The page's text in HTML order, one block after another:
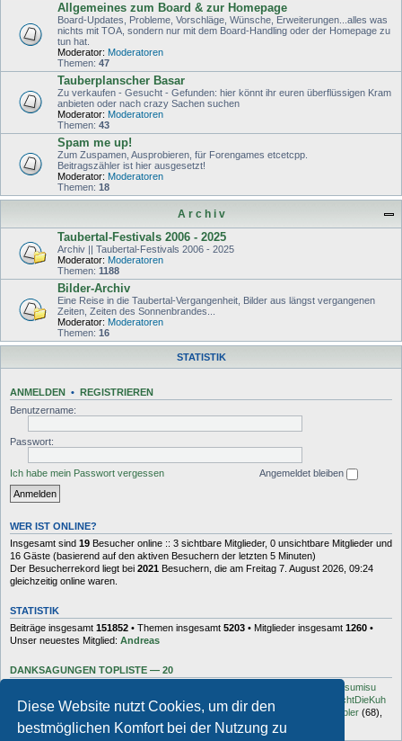
Diese Website nutzt Cookies, um dir den
bestmöglichen Komfort bei der Nutzung zu
Allgemeines zum Board & zur Homepage
Board-Updates, Probleme, Vorschläge, Wünsche, Erweiterungen...alles was
nichts mit TOA, sondern nur mit dem Board-Handling oder der Homepage zu
tun hat.
Moderator: Moderatoren
Themen: 47
Tauberplanscher Basar
Zu verkaufen - Gesucht - Gefunden: hier könnt ihr euren überflüssigen Kram
anbieten oder nach crazy Sachen suchen
Moderator: Moderatoren
Themen: 43
Spam me up!
Zum Zuspamen, Ausprobieren, für Forengames etcetcpp.
Beitragszähler ist hier ausgesetzt!
Moderator: Moderatoren
Themen: 18
A r c h i v
Taubertal-Festivals 2006 - 2025
Archiv || Taubertal-Festivals 2006 - 2025
Moderator: Moderatoren
Themen: 1188
Bilder-Archiv
Eine Reise in die Taubertal-Vergangenheit, Bilder aus längst vergangenen
Zeiten, Zeiten des Sonnenbrandes...
Moderator: Moderatoren
Themen: 16
STATISTIK
ANMELDEN • REGISTRIEREN
Benutzername:
Passwort:
Ich habe mein Passwort vergessen Angemeldet bleiben
WER IST ONLINE?
Insgesamt sind 19 Besucher online :: 3 sichtbare Mitglieder, 0 unsichtbare Mitglieder und
16 Gäste (basierend auf den aktiven Besuchern der letzten 5 Minuten)
Der Besucherrekord liegt bei 2021 Besuchern, die am Freitag 7. August 2026, 09:24
gleichzeitig online waren.
STATISTIK
Beiträge insgesamt 151852 • Themen insgesamt 5203 • Mitglieder insgesamt 1260 •
Unser neuestes Mitglied: Andreas
DANKSAGUNGEN TOPLISTE — 20
sumisu
(125),
Elton (125), Charles_Robotnik (124), markus.whatever
MuhMachtDieKuh
(94),Pommes(91),rulaman(80),Hooge(77),Öröc(71),zokker000 vfbler (68),
Janaldo(65),unkow(65),häxe(56),DocBrown(56)